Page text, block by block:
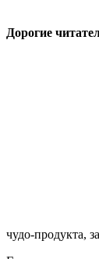
Дорогие
чудо-продукта,